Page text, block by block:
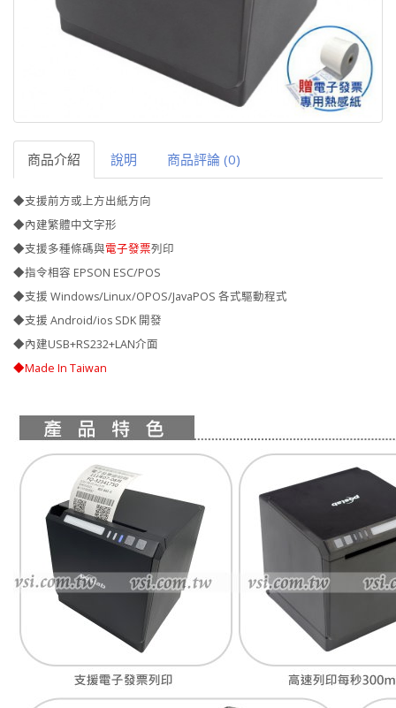
商品介紹 說明 商品評論 (0)
◆支援前方或上方出紙方向
◆內建繁體中文字形
◆支援多種條碼與電子發票列印
◆指令相容 EPSON ESC/POS
◆支援 Windows/Linux/OPOS/JavaPOS 各式驅動程式
◆支援 Android/ios SDK 開發
◆內建USB+RS232+LAN介面
◆Made In Taiwan